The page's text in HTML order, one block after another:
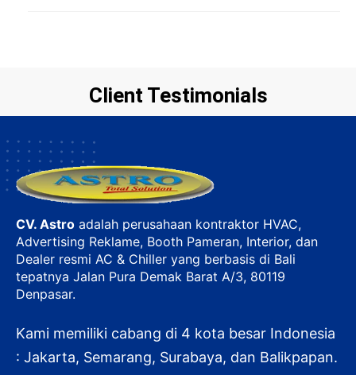
Client Testimonials
CV. Astro adalah perusahaan kontraktor HVAC,
Advertising Reklame, Booth Pameran, Interior, dan
Dealer resmi AC & Chiller yang berbasis di Bali
tepatnya Jalan Pura Demak Barat A/3, 80119
Denpasar.
Kami memiliki cabang di 4 kota besar Indonesia
: Jakarta, Semarang, Surabaya, dan Balikpapan.